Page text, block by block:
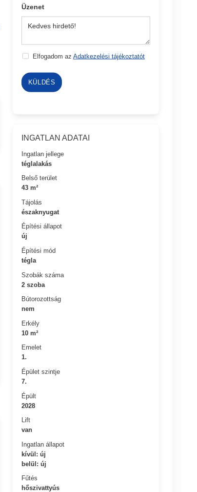
Üzenet
Elfogadom az Adatkezelési tájékoztatót
KÜLDÉS
INGATLAN ADATAI
Ingatlan jellege
téglalakás
Belső terület
43 m²
Tájolás
északnyugat
Építési állapot
új
Építési mód
tégla
Szobák száma
2 szoba
Bútorozottság
nem
Erkély
10 m²
Emelet
1.
Épület szintje
7.
Épült
2028
Lift
van
Ingatlan állapot
kívül: új
belül: új
Fűtés
hőszivattyús